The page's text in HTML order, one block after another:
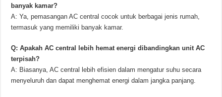
banyak kamar?
A: Ya, pemasangan AC central cocok untuk berbagai jenis rumah,
termasuk yang memiliki banyak kamar.
Q: Apakah AC central lebih hemat energi dibandingkan unit AC
terpisah?
A: Biasanya, AC central lebih efisien dalam mengatur suhu secara
menyeluruh dan dapat menghemat energi dalam jangka panjang.